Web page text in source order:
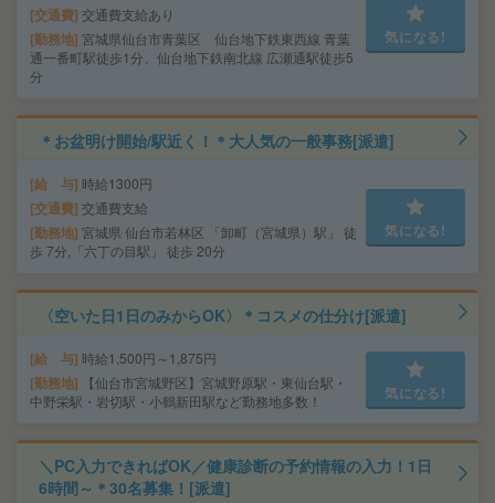
交通費 交通費支給あり
勤務地 宮城県仙台市青葉区 仙台地下鉄東西線 青葉
通一番町駅徒歩1分、仙台地下鉄南北線 広瀬通駅徒歩5
分
気になる!
＊お盆明け開始/駅近く！＊大人気の一般事務[派遣]
給 与 時給1300円
交通費 交通費支給
勤務地 宮城県 仙台市若林区 「卸町（宮城県）駅」 徒
歩 7分,「六丁の目駅」 徒歩 20分
気になる!
〈空いた日1日のみからOK〉＊コスメの仕分け[派遣]
給 与 時給1,500円～1,875円
勤務地
【仙台市宮城野区】宮城野原駅・東仙台駅・
中野栄駅・岩切駅・小鶴新田駅など勤務地多数！
気になる!
＼PC入力できればOK／健康診断の予約情報の入力！1日
6時間～＊30名募集！[派遣]